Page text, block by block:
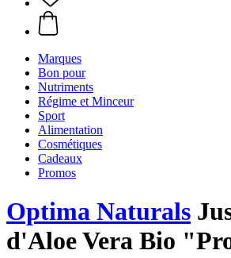
Marques
Bon pour
Nutriments
Régime et Minceur
Sport
Alimentation
Cosmétiques
Cadeaux
Promos
Optima Naturals
d'Aloe Vera Bio